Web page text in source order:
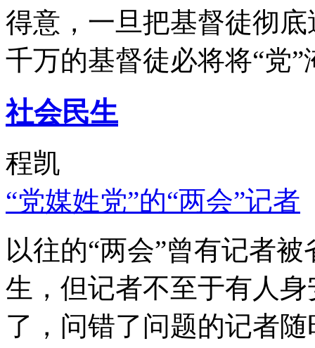
得意，一旦把基督徒彻
千万的基督徒必将将“党”
社会民生
程凯
“党媒姓党”的“两会”记者
以往的“两会”曾有记者
生，但记者不至于有人
了，问错了问题的记者